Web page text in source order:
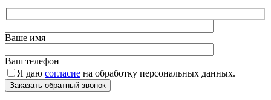
Ваше имя
Ваш телефон
Я даю согласие на обработку персональных данных.